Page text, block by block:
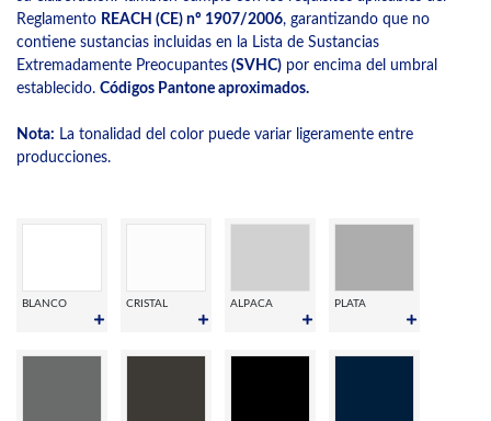
Reglamento REACH (CE) nº 1907/2006, garantizando que no
contiene sustancias incluidas en la Lista de Sustancias
Extremadamente Preocupantes (SVHC) por encima del umbral
establecido. Códigos Pantone aproximados.
Nota: La tonalidad del color puede variar ligeramente entre
producciones.
BLANCO CRISTAL ALPACA PLATA